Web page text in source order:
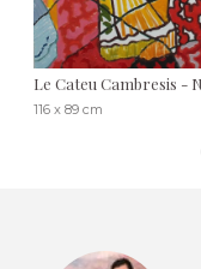
Le Cateu Cambresis -
116 x 89 cm